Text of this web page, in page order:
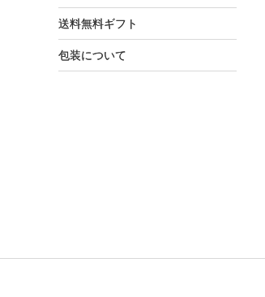
送料無料ギフト
包装について